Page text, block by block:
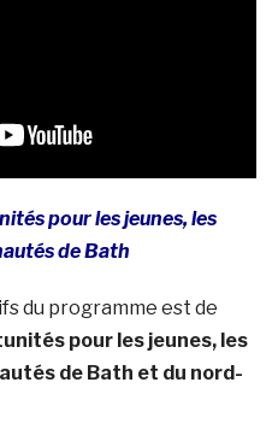
pour les jeunes, les
de Bath
du programme est de
pour les jeunes, les
de Bath et du nord-